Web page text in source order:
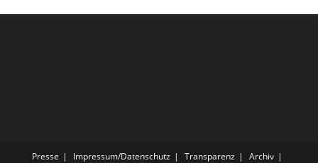
Presse Impressum/Datenschutz Transparenz
Archiv